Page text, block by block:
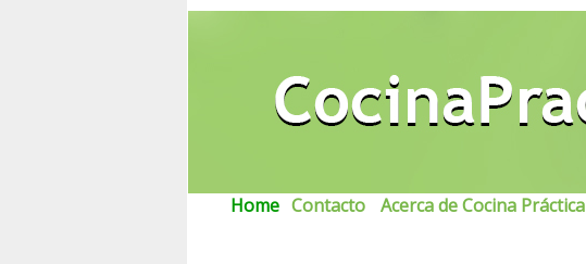
Home Contacto Acerca de Cocina Práctica